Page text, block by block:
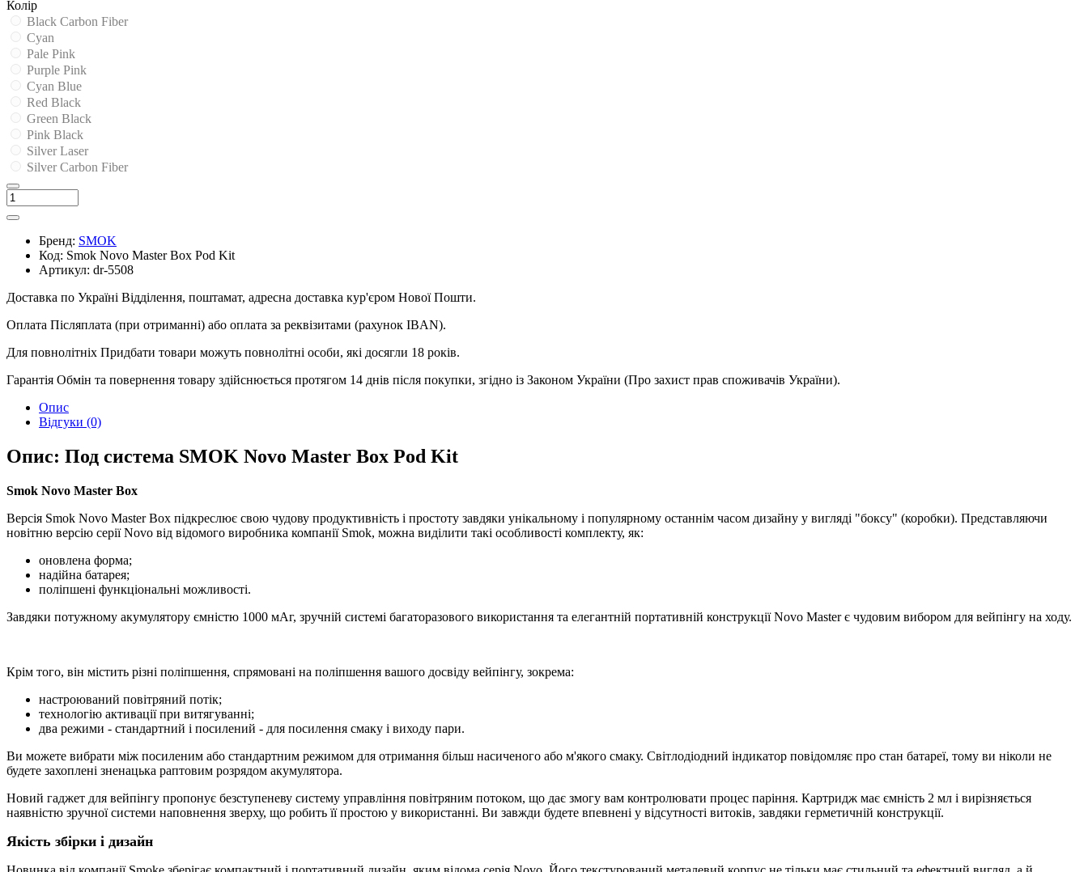
Колір
Black Carbon Fiber
Cyan
Pale Pink
Purple Pink
Cyan Blue
Red Black
Green Black
Pink Black
Silver Laser
Silver Carbon Fiber
Бренд: SMOK
Код: Smok Novo Master Box Pod Kit
Артикул: dr-5508
Доставка по Україні Відділення, поштамат, адресна доставка кур'єром Нової Пошти.
Оплата Післяплата (при отриманні) або оплата за реквізитами (рахунок IBAN).
Для повнолітніх Придбати товари можуть повнолітні особи, які досягли 18 років.
Гарантія Обмін та повернення товару здійснюється протягом 14 днів після покупки, згідно із Законом України (Про захист прав споживачів України).
Опис
Відгуки (0)
Опис: Под система SMOK Novo Master Box Pod Kit
Smok Novo Master Box
Версія Smok Novo Master Box підкреслює свою чудову продуктивність і простоту завдяки унікальному і популярному останнім часом дизайну у вигляді "боксу" (коробки). Представляючи
новітню версію серії Novo від відомого виробника компанії Smok, можна виділити такі особливості комплекту, як:
оновлена форма;
надійна батарея;
поліпшені функціональні можливості.
Завдяки потужному акумулятору ємністю 1000 мАг, зручній системі багаторазового використання та елегантній портативній конструкції Novo Master є чудовим вибором для вейпінгу на ходу.
Крім того, він містить різні поліпшення, спрямовані на поліпшення вашого досвіду вейпінгу, зокрема:
настроюваний повітряний потік;
технологію активації при витягуванні;
два режими - стандартний і посилений - для посилення смаку і виходу пари.
Ви можете вибрати між посиленим або стандартним режимом для отримання більш насиченого або м'якого смаку. Світлодіодний індикатор повідомляє про стан батареї, тому ви ніколи не
будете захоплені зненацька раптовим розрядом акумулятора.
Новий гаджет для вейпінгу пропонує безступеневу систему управління повітряним потоком, що дає змогу вам контролювати процес паріння. Картридж має ємність 2 мл і вирізняється
наявністю зручної системи наповнення зверху, що робить її простою у використанні. Ви завжди будете впевнені у відсутності витоків, завдяки герметичній конструкції.
Якість збірки і дизайн